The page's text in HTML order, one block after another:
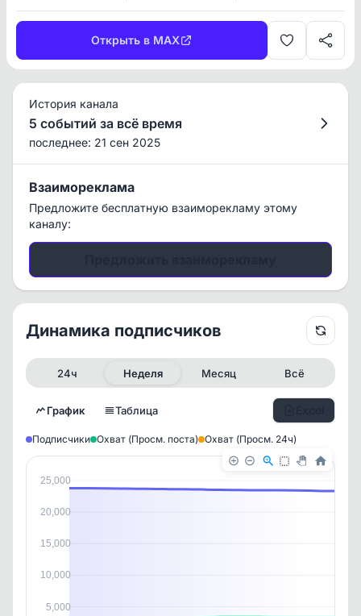
Открыть в MAX
История канала
5 событий за всё время
последнее: 21 сен 2025
Взаимореклама
Предложите бесплатную взаиморекламу этому
каналу:
Динамика подписчиков
24ч Неделя Месяц Всё
График Таблица
Подписчики Охват (Просм. поста) Охват (Просм. 24ч)
25,000
20,000
15,000
10,000
5,000